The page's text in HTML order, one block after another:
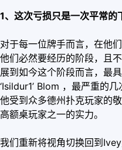
1、这次亏损只是一次平常的
对于每一位牌手而言，在他
他们必然要经历的阶段，且
展到如今这个阶段而言，最
‘Isildur1’ Blom ，最严重的
他受到众多德州扑克玩家的
高额桌玩家之一的实力。
我们重新将视角切换回到